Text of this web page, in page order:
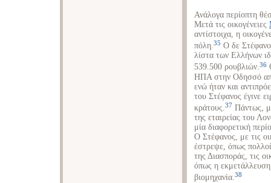
Ανάλογα περίοπτη
Μετά τις οικογένειες
αντίστοιχα, η
πόλη.35 Ο δε
λίστα των Ελλήνων
539.500 ρουβλιών.36
ΗΠΑ στην Οδησσό
ενώ ήταν και
του Στέφανος έγινε
κράτους.37 Πάντως,
της εταιρείας του
μία διαφορετική
Ο Στέφανος, με τις
έστρεψε, όπως
της Διασποράς, τις
όπως η εκμετάλλευση
βιομηχανία.38